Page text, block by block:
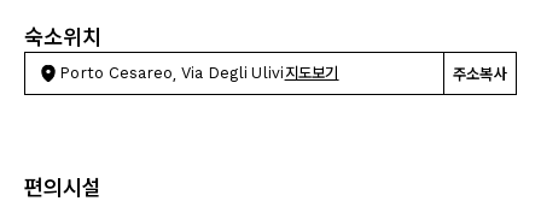
숙소위치
Porto Cesareo, Via Degli Ulivi 지도보기 주소복사
편의시설